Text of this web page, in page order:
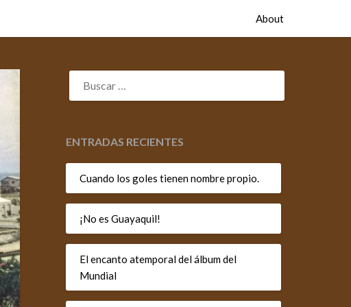
About
BUSCAR:
ENTRADAS RECIENTES
Cuando los goles tienen nombre propio.
¡No es Guayaquil!
El encanto atemporal del álbum del
Mundial